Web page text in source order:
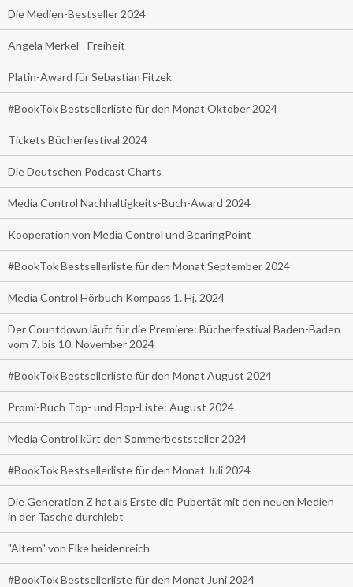
Die Medien-Bestseller 2024
Angela Merkel - Freiheit
Platin-Award für Sebastian Fitzek
#BookTok Bestsellerliste für den Monat Oktober 2024
Tickets Bücherfestival 2024
Die Deutschen Podcast Charts
Media Control Nachhaltigkeits-Buch-Award 2024
Kooperation von Media Control und BearingPoint
#BookTok Bestsellerliste für den Monat September 2024
Media Control Hörbuch Kompass 1. Hj. 2024
Der Countdown läuft für die Premiere: Bücherfestival Baden-Baden
vom 7. bis 10. November 2024
#BookTok Bestsellerliste für den Monat August 2024
Promi-Buch Top- und Flop-Liste: August 2024
Media Control kürt den Sommerbeststeller 2024
#BookTok Bestsellerliste für den Monat Juli 2024
Die Generation Z hat als Erste die Pubertät mit den neuen Medien
in der Tasche durchlebt
"Altern" von Elke heidenreich
#BookTok Bestsellerliste für den Monat Juni 2024